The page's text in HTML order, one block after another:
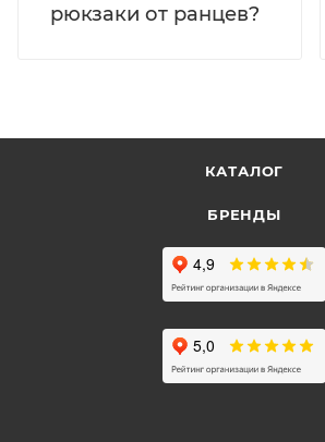
рюкзаки от ранцев?
КАТАЛОГ
БРЕНДЫ